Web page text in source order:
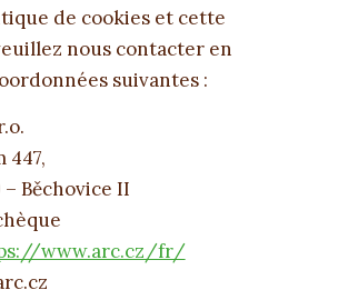
de cookies et cette
nous contacter en
suivantes :
447,
– Běchovice II
www.arc.cz/fr/